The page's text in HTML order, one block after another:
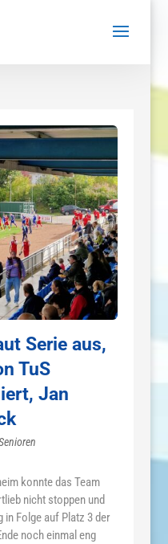
Serie aus,
TuS
Jan
konnte das Team
nicht stoppen und
in Folge auf Platz 3 der
noch einmal eng